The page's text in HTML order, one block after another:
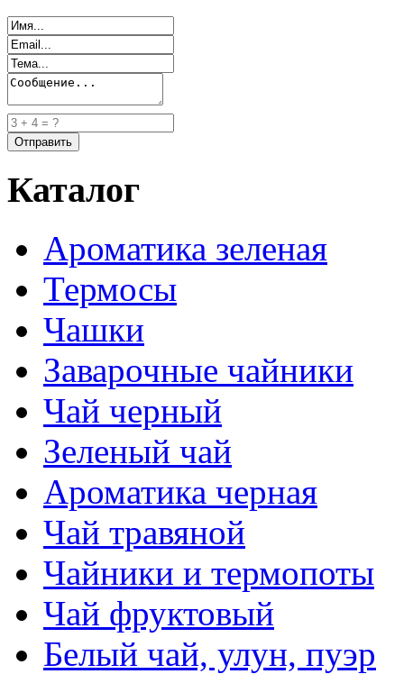
Каталог
Ароматика зеленая
Термосы
Чашки
Заварочные чайники
Чай черный
Зеленый чай
Ароматика черная
Чай травяной
Чайники и термопоты
Чай фруктовый
Белый чай, улун, пуэр